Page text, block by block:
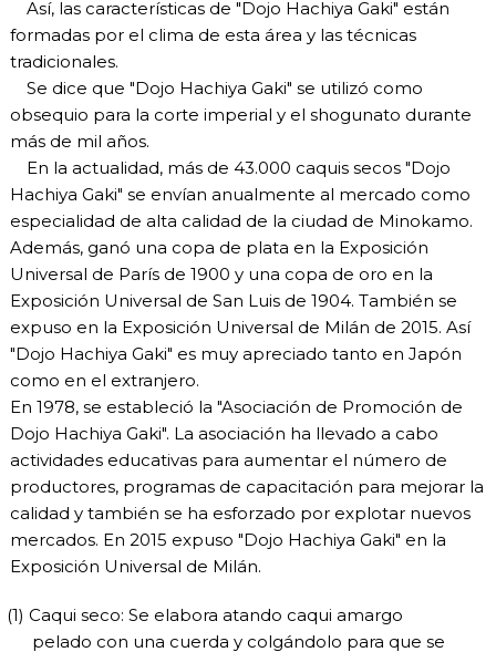
Así, las características de "Dojo Hachiya Gaki" están
formadas por el clima de esta área y las técnicas
tradicionales.
Se dice que "Dojo Hachiya Gaki" se utilizó como
obsequio para la corte imperial y el shogunato durante
más de mil años.
En la actualidad, más de 43.000 caquis secos "Dojo
Hachiya Gaki" se envían anualmente al mercado como
especialidad de alta calidad de la ciudad de Minokamo.
Además, ganó una copa de plata en la Exposición
Universal de París de 1900 y una copa de oro en la
Exposición Universal de San Luis de 1904. También se
expuso en la Exposición Universal de Milán de 2015. Así
"Dojo Hachiya Gaki" es muy apreciado tanto en Japón
como en el extranjero.
En 1978, se estableció la "Asociación de Promoción de
Dojo Hachiya Gaki". La asociación ha llevado a cabo
actividades educativas para aumentar el número de
productores, programas de capacitación para mejorar la
calidad y también se ha esforzado por explotar nuevos
mercados. En 2015 expuso "Dojo Hachiya Gaki" en la
Exposición Universal de Milán.
Caqui seco: Se elabora atando caqui amargo
pelado con una cuerda y colgándolo para que se